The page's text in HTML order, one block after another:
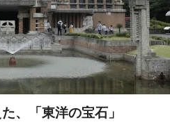
、「東洋の宝石」